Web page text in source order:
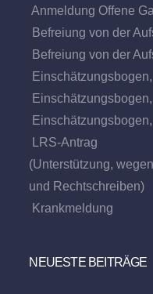
Anmeldung Offene
Befreiung von der
Befreiung von der
LRS-Antrag
(Unterstützung,
und Rechtschreiben)
Krankmeldung
NEUESTE BEITRÄGE